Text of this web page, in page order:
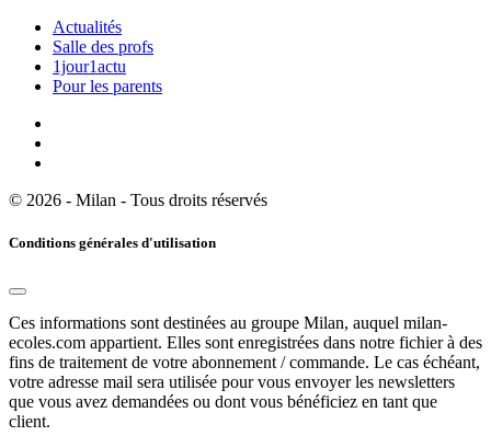
Actualités
Salle des profs
1jour1actu
Pour les parents
© 2026 - Milan - Tous droits réservés
Conditions générales d'utilisation
Ces informations sont destinées au groupe Milan, auquel milan-
ecoles.com appartient. Elles sont enregistrées dans notre fichier à des
fins de traitement de votre abonnement / commande. Le cas échéant,
votre adresse mail sera utilisée pour vous envoyer les newsletters
que vous avez demandées ou dont vous bénéficiez en tant que
client.